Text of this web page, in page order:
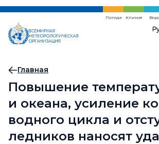
Перейти
основному
содержанию
Погода Климат
Хлебная
крошка
Главная
Повышение
и океана, усиление
водного цикла и
ледников наносят